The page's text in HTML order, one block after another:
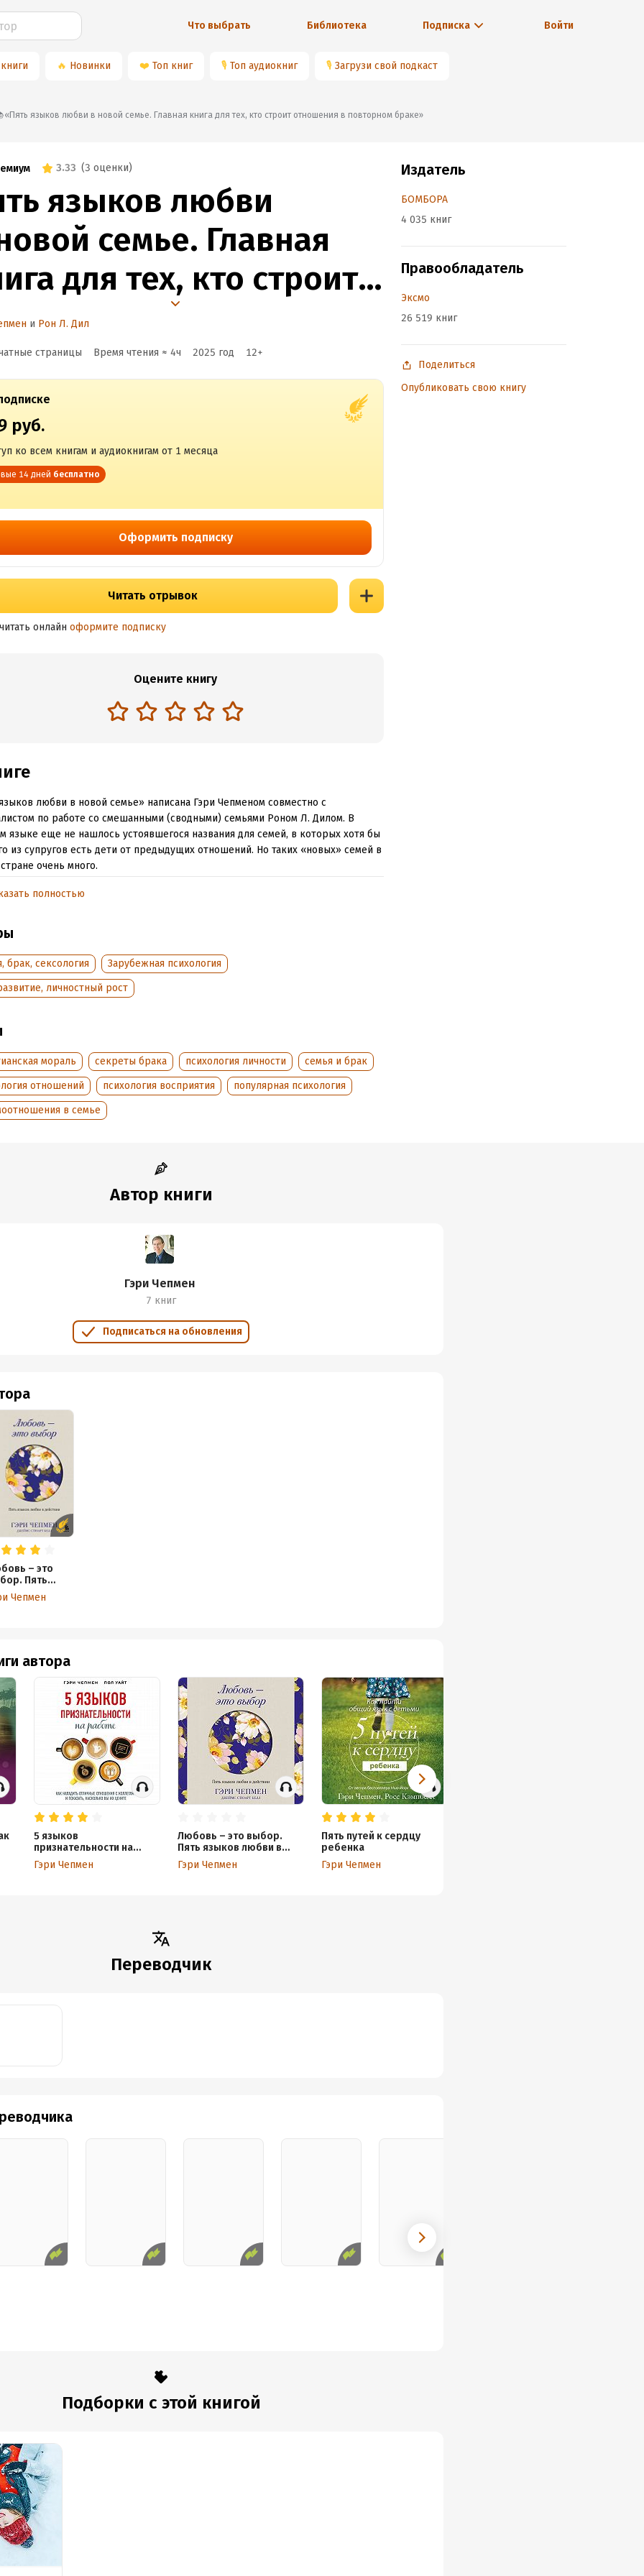
Что выбрать Библиотека Подписка Войти
🔥 Новинки ❤️ Топ книг 🎙 Топ аудиокниг 🎙 Загрузи свой подкаст
📚«Пять языков любви в новой семье. Главная книга для тех, кто строит отношения в повторном браке»
3.33 (3 оценки)
языков любви
семье. Главная
для тех, кто строит
в повторном
и Рон Л. Дил
страницы Время чтения ≈ 4ч 2025 год 12+
руб.
ко всем книгам и аудиокнигам от 1 месяца
14 дней бесплатно
Оформить подписку
Читать отрывок
онлайн оформите подписку
Оцените книгу
любви в новой семье» написана Гэри Чепменом совместно с
по работе со смешанными (сводными) семьями Роном Л. Дилом. В
языке еще не нашлось устоявшегося названия для семей, в которых хотя бы
из супругов есть дети от предыдущих отношений. Но таких «новых» семей в
очень много.
первая книга на русском языке о том, как строить и налаживать
уникальных для смешанных семей проблем и вопросов.
PDF A4 сохранен издательский макет книги.
информация
1 января 2020
240370
2025
31 мая 2025
ISBN (EAN):9785042210266
Переводчик:Татьяна Новикова
Время на чтение:4ч.
полностью
брак, сексология
Зарубежная психология
личностный рост
мораль секреты брака психология личности
семья и брак
отношений
психология восприятия
популярная психология
в семье
Издатель
БОМБОРА
4 035 книг
Правообладатель
Эксмо
26 519 книг
Поделиться
Опубликовать свою книгу
Автор книги
Гэри Чепмен
7 книг
Подписаться на обновления
– это
Пять
любви в
Чепмен
автора
5 языков
признательности на
работе. Как наладить
отличные отношения с
Гэри Чепмен
Любовь – это выбор.
Пять языков любви в
действии
Гэри Чепмен
Пять путей к сердцу
ребенка
Гэри Чепмен
Переводчик
Подборки с этой книгой